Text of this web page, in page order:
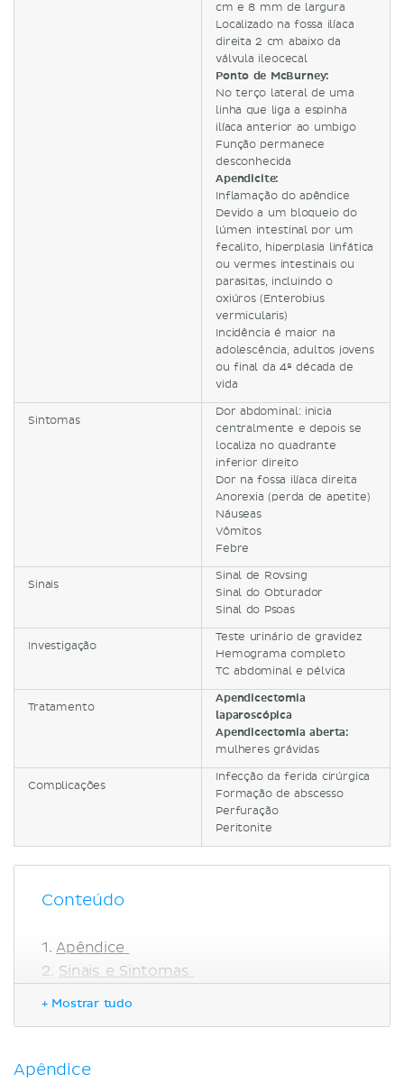
cm e 8 mm de largura
Localizado na fossa ilíaca
direita 2 cm abaixo da
válvula ileocecal
Ponto de McBurney:
No terço lateral de uma
linha que liga a espinha
ilíaca anterior ao umbigo
Função permanece
desconhecida
Apendicite:
Inflamação do apêndice
Devido a um bloqueio do
lúmen intestinal por um
fecalito, hiperplasia linfática
ou vermes intestinais ou
parasitas, incluindo o
oxiúros (Enterobius
vermicularis)
Incidência é maior na
adolescência, adultos jovens
ou final da 4ª década de
vida
Sintomas
Dor abdominal: inicia
centralmente e depois se
localiza no quadrante
inferior direito
Dor na fossa ilíaca direita
Anorexia (perda de apetite)
Náuseas
Vômitos
Febre
Sinais
Sinal de Rovsing
Sinal do Obturador
Sinal do Psoas
Investigação
Teste urinário de gravidez
Hemograma completo
TC abdominal e pélvica
Tratamento
Apendicectomia
laparoscópica
Apendicectomia aberta:
mulheres grávidas
Complicações
Infecção da ferida cirúrgica
Formação de abscesso
Perfuração
Peritonite
Conteúdo
Apêndice
Sinais e Sintomas
+ Mostrar tudo
Apêndice